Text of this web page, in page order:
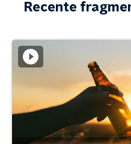
Recente